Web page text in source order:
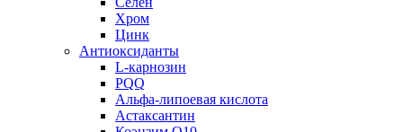
Хром
Цинк
Антиоксиданты
L-карнозин
PQQ
Альфа-липоевая кислота
Астаксантин